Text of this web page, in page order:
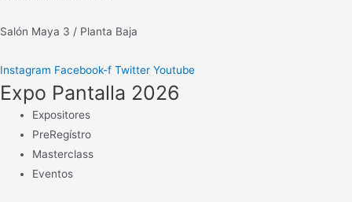
Salón Maya 3 / Planta Baja
Instagram Facebook-f Twitter Youtube
Expo Pantalla 2026
Expositores
PreRegístro
Masterclass
Eventos